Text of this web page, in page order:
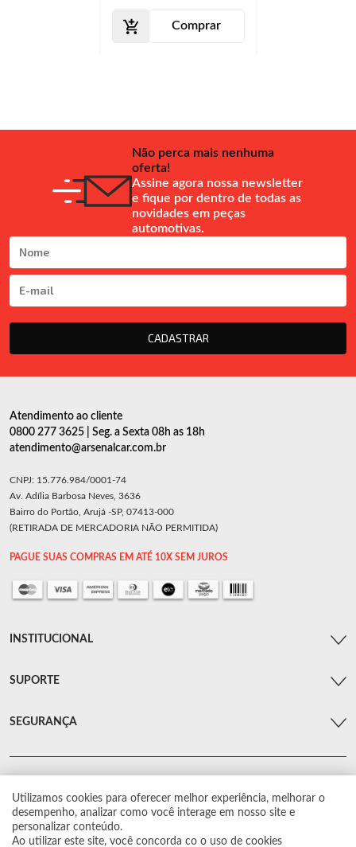
Comprar
Não perca mais nenhuma
oferta!
Assine agora nossa newsletter
e fique por dentro de todas as
novidades em peças
automotivas.
CADASTRAR
Utilizamos cookies para oferecer melhor experiência, melhorar o
desempenho, analizar como você interage em nosso site e
personalizar conteúdo.
Ao utilizar este site, você concorda co o uso de cookies
Atendimento ao cliente
0800 277 3625 | Seg. a Sexta 08h as 18h
atendimento@arsenalcar.com.br
CNPJ: 15.776.984/0001-74
Av. Adília Barbosa Neves, 3636
Bairro do Portão, Arujá -SP, 07413-000
(RETIRADA DE MERCADORIA NÃO PERMITIDA)
PAGUE SUAS COMPRAS EM ATÉ 10X SEM JUROS
INSTITUCIONAL
SUPORTE
SEGURANÇA
© Arsenal Car. Todos os direitos reservados.
Proibida reprodução total ou parcial. Preços e estoque sujeito a alterações sem
aviso prévio.